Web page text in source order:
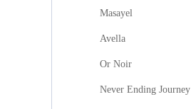
Masayel
Avella
Or Noir
Never Ending Journey